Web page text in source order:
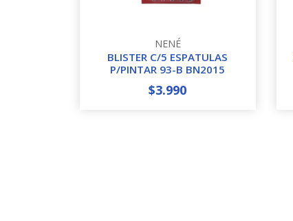
NENÉ
BLISTER C/5 ESPATULAS
P/PINTAR 93-B BN2015
+
$3.990